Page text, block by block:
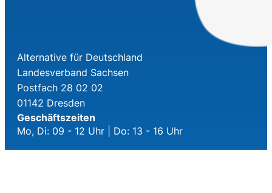
Alternative für Deutschland
Landesverband Sachsen
Postfach 28 02 02
01142 Dresden
Geschäftszeiten
Mo, Di: 09 - 12 Uhr | Do: 13 - 16 Uhr